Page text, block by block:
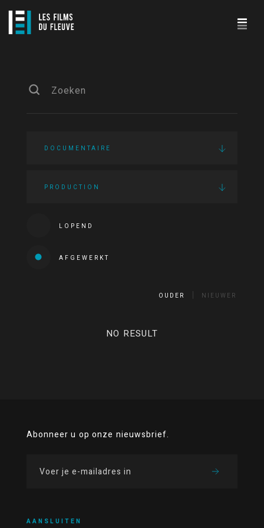
DOCUMENTAIRE
PRODUCTION
LOPEND
AFGEWERKT
OUDER NIEUWER
NO RESULT
Abonneer u op onze nieuwsbrief.
AANSLUITEN